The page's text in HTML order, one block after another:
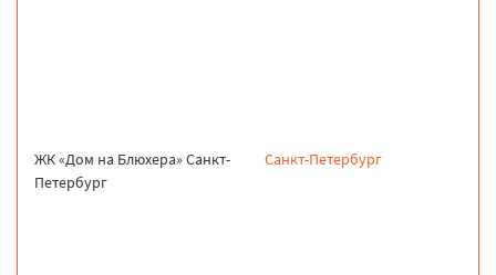
ЖК «Дом на Блюхера» Санкт-
Петербург
Санкт-Петербург